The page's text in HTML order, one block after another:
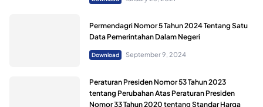
Permendagri Nomor 5 Tahun 2024 Tentang Satu
Data Pemerintahan Dalam Negeri
Download September 9, 2024
Peraturan Presiden Nomor 53 Tahun 2023
tentang Perubahan Atas Peraturan Presiden
Nomor 33 Tahun 2020 tentang Standar Harga